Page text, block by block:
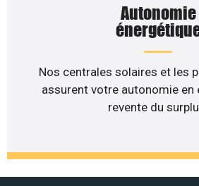
Autonomie
Nos centrales solaires et les
assurent votre autonomie en
revente du